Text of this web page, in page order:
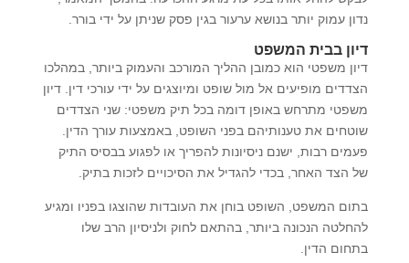
נדון עמוק יותר בנושא ערעור בגין פסק שניתן על ידי בורר.
דיון בבית המשפט
דיון משפטי הוא כמובן ההליך המורכב והעמוק ביותר, במהלכו
הצדדים מופיעים אל מול שופט ומיוצגים על ידי עורכי דין. דיון
משפטי מתרחש באופן דומה בכל תיק משפטי: שני הצדדים
שוטחים את טענותיהם בפני השופט, באמצעות עורך הדין.
פעמים רבות, ישנם ניסיונות להפריך או לפגוע בבסיס התיק
של הצד האחר, בכדי להגדיל את הסיכויים לזכות בתיק.
בתום המשפט, השופט בוחן את העובדות שהוצגו בפניו ומגיע
להחלטה הנכונה ביותר, בהתאם לחוק ולניסיון הרב שלו
בתחום הדין.